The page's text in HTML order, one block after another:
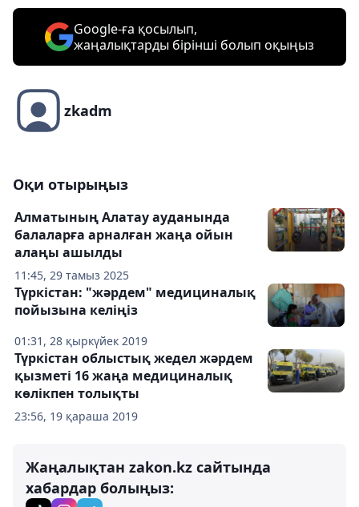
Google-ға қосылып,
жаңалықтарды бірінші болып оқыңыз
zkadm
Оқи отырыңыз
11:45, 29 тамыз 2025
Алматының Алатау ауданында
балаларға арналған жаңа ойын
алаңы ашылды
01:31, 28 қыркүйек 2019
Түркістан: "жәрдем" медициналық
пойызына келіңіз
23:56, 19 қараша 2019
Түркістан облыстық жедел жәрдем
қызметі 16 жаңа медициналық
көлікпен толықты
Жаңалықтан zakon.kz сайтында
хабардар болыңыз: